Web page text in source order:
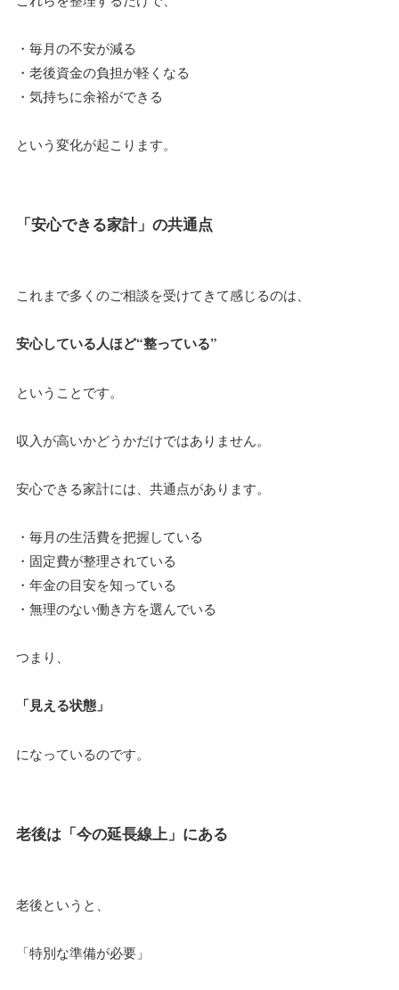
・毎月の不安が減る
・老後資金の負担が軽くなる
・気持ちに余裕ができる
という変化が起こります。
「安心できる家計」の共通点
これまで多くのご相談を受けてきて感じるのは、
安心している人ほど“整っている”
ということです。
収入が高いかどうかだけではありません。
安心できる家計には、共通点があります。
・毎月の生活費を把握している
・固定費が整理されている
・年金の目安を知っている
・無理のない働き方を選んでいる
つまり、
「見える状態」
になっているのです。
老後は「今の延長線上」にある
老後というと、
「特別な準備が必要」